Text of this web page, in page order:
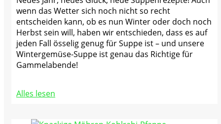
wenn das Wetter sich noch nicht so recht
entscheiden kann, ob es nun Winter oder doch noch
Herbst sein will, haben wir entschieden, dass es auf
jeden Fall össelig genug für Suppe ist – und unsere
Wintergemüse-Suppe ist genau das Richtige für
Gammelabende!
Alles lesen